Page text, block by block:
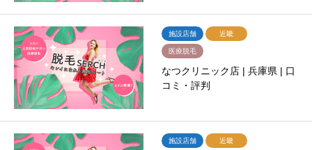
施設店舗 近畿
医療脱毛
なつクリニック店 | 兵庫県 | 口
コミ・評判
施設店舗 近畿